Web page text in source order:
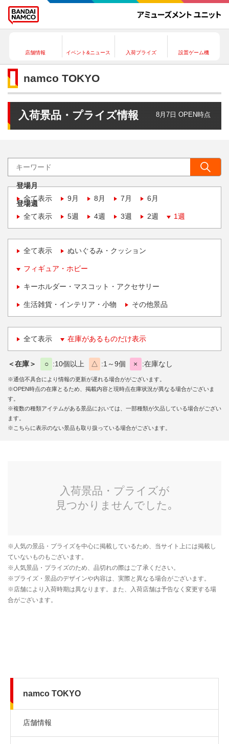
店舗情報 イベント&ニュース 入荷プライズ 設置ゲーム機
namco TOKYO
入荷景品・プライズ情報 8月7日 OPEN時点
登場月
全て表示
9月 8月 7月 6月
登場週
全て表示
5週 4週 3週 2週 1週
全て表示 ぬいぐるみ・クッション
フィギュア・ホビー
キーホルダー・マスコット・アクセサリー
生活雑貨・インテリア・小物 その他景品
全て表示 在庫があるものだけ表示
＜在庫＞ ○ 10個以上 △ 1～9個 × 在庫なし
※通信不具合により情報の更新が遅れる場合ががございます。
※OPEN時点の在庫とるため、掲載内容と現時点在庫状況が異なる場合がございま
す。
※複数の種類アイテムがある景品においては、一部種類が欠品している場合がござい
ます。
※こちらに表示のない景品も取り扱っている場合がございます。
namco TOKYO
店舗情報